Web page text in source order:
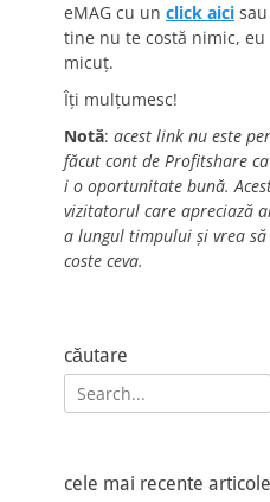
eMAG cu un click aici
tine nu te costă nimic,
micuț.
Îți mulțumesc!
Notă: acest link nu este
făcut cont de Profitshare
i o oportunitate bună.
vizitatorul care apreciază
a lungul timpului și vrea
coste ceva.
căutare
Search
for:
cele mai recente articole